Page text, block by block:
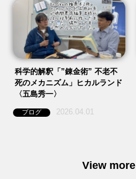
科学的解釈「”錬金術” 不老不
死のメカニズム」ヒカルランド
〈五島秀一〉
ブログ 2026.04.01
View more